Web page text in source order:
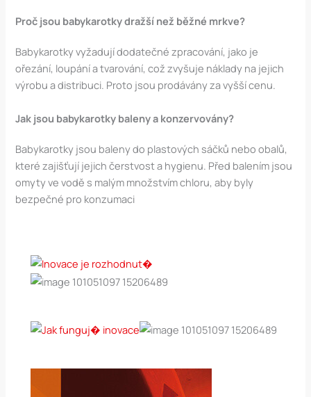
Proč jsou babykarotky dražší než běžné mrkve?
Babykarotky vyžadují dodatečné zpracování, jako je
ořezání, loupání a tvarování, což zvyšuje náklady na jejich
výrobu a distribuci. Proto jsou prodávány za vyšší cenu.
Jak jsou babykarotky baleny a konzervovány?
Babykarotky jsou baleny do plastových sáčků nebo obalů,
které zajišťují jejich čerstvost a hygienu. Před balením jsou
omyty ve vodě s malým množstvím chloru, aby byly
bezpečné pro konzumaci